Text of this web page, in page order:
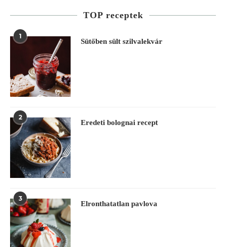
TOP receptek
1
Sütőben sült szilvalekvár
2
Eredeti bolognai recept
3
Elronthatatlan pavlova